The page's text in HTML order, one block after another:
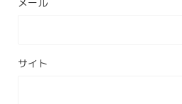
サイト